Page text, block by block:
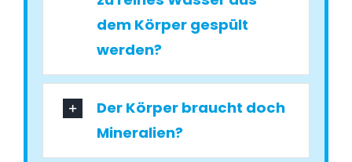
dem Körper gespült
werden?
Der Körper braucht doch
Mineralien?